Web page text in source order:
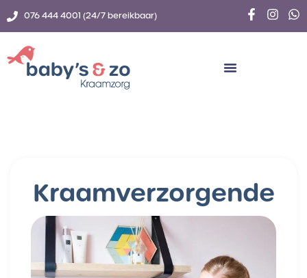
076 444 4001 (24/7 bereikbaar)
Kraamverzorgende